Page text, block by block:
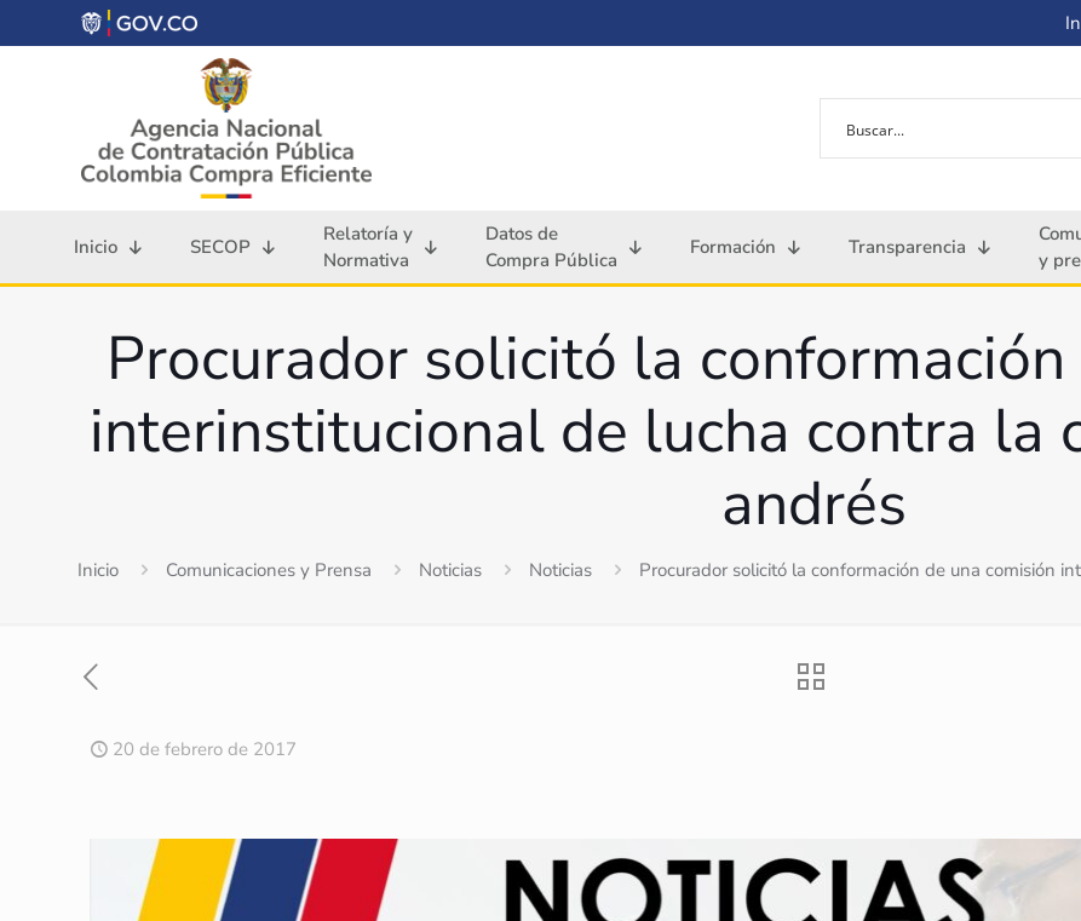
Inicio SECOP
Relatoría y
Normativa
Datos de
Compra Pública
Formación Transparencia
y
Procurador solicitó la
interinstitucional de lucha contra la
andrés
Inicio Comunicaciones y Prensa Noticias Noticias Procurador solicitó la conformación de una comisión
20 de febrero de 2017